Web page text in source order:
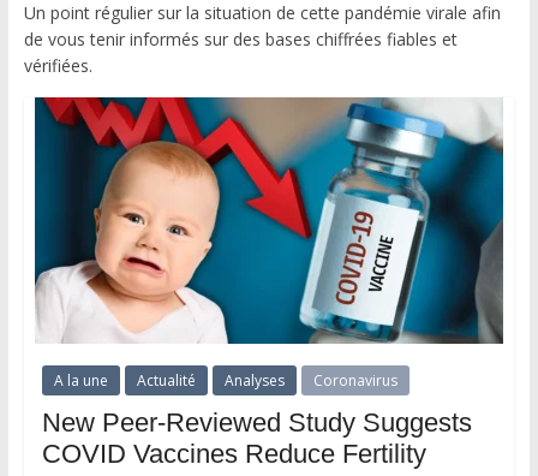
Un point régulier sur la situation de cette pandémie virale afin
de vous tenir informés sur des bases chiffrées fiables et
vérifiées.
A la une Actualité Analyses Coronavirus
New Peer-Reviewed Study Suggests
COVID Vaccines Reduce Fertility